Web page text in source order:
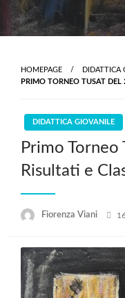
HOMEPAGE
DIDATTICA
PRIMO TORNEO TUSAT DEL
DIDATTICA GIOVANILE
Primo Torneo
Risultati e
Fiorenza Viani